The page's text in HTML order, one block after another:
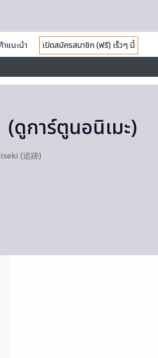
แนะนำ
เปิดสมัครสมาชิก (ฟรี) เร็วๆ นี้
ดูการ์ตูนอนิเมะ)
(追跡)